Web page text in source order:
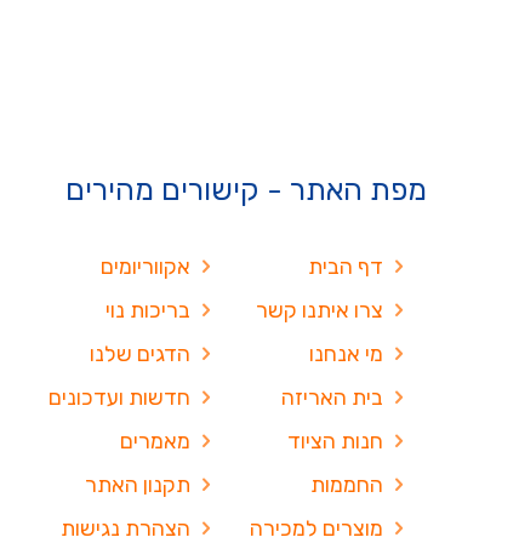
מפת האתר - קישורים מהירים
אקווריומים
בריכות נוי
הדגים שלנו
חדשות ועדכונים
מאמרים
תקנון האתר
הצהרת נגישות
דף הבית
צרו איתנו קשר
מי אנחנו
בית האריזה
חנות הציוד
החממות
מוצרים למכירה